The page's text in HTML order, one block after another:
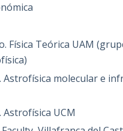
Física Teórica UAM
Astrofísica molecular e
Astrofísica UCM